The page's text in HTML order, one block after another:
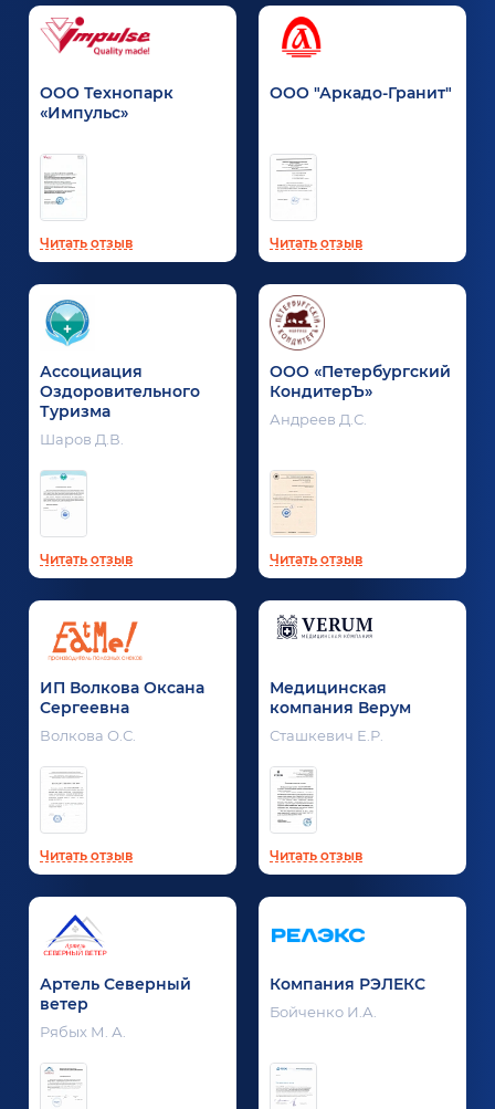
ООО Технопарк
«Импульс»
Читать отзыв
ООО "Аркадо-Гранит"
Читать отзыв
Ассоциация
Оздоровительного
Туризма
Шаров Д.В.
Читать отзыв
ООО «Петербургский
КондитерЪ»
Андреев Д.С.
Читать отзыв
ИП Волкова Оксана
Сергеевна
Волкова О.С.
Читать отзыв
Медицинская
компания Верум
Сташкевич Е.Р.
Читать отзыв
Артель Северный
ветер
Рябых М. А.
Компания РЭЛЕКС
Бойченко И.А.